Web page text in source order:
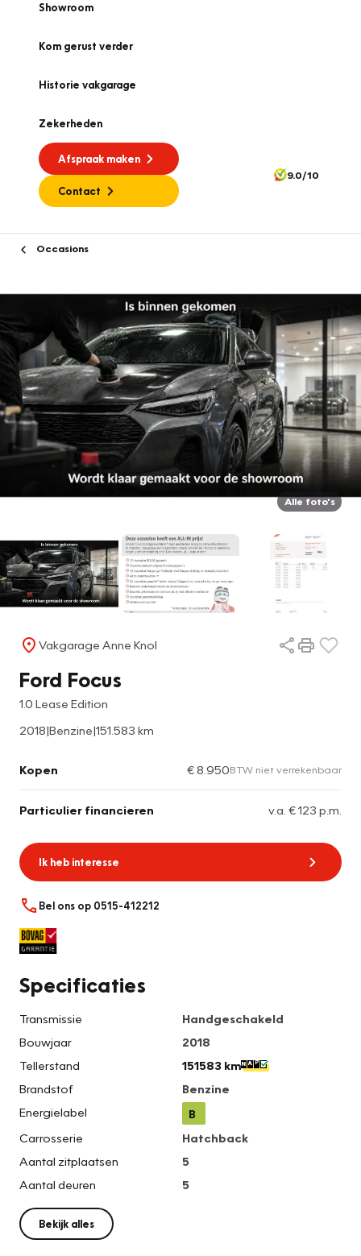
Showroom
Kom gerust verder
Historie vakgarage
Zekerheden
Afspraak maken
Contact
9.0/10
Occasions
Alle foto's
Vakgarage Anne Knol
Ford Focus
1.0 Lease Edition
2018|Benzine|151.583 km
Kopen € 8.950BTW niet verrekenbaar
Particulier financieren v.a. € 123 p.m.
Ik heb interesse
Bel ons op 0515-412212
Specificaties
Transmissie
Handgeschakeld
Bouwjaar
2018
Tellerstand
151583 km
Brandstof
Benzine
Energielabel
B
Carrosserie
Hatchback
Aantal zitplaatsen
5
Aantal deuren
5
Bekijk alles